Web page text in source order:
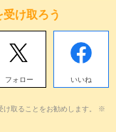
け取ろう
フォロー いいね
け取ることをお勧めします。 ※